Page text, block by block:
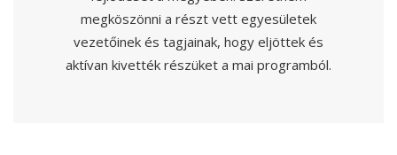
megköszönni a részt vett egyesületek
vezetőinek és tagjainak, hogy eljöttek és
aktívan kivették részüket a mai programból.